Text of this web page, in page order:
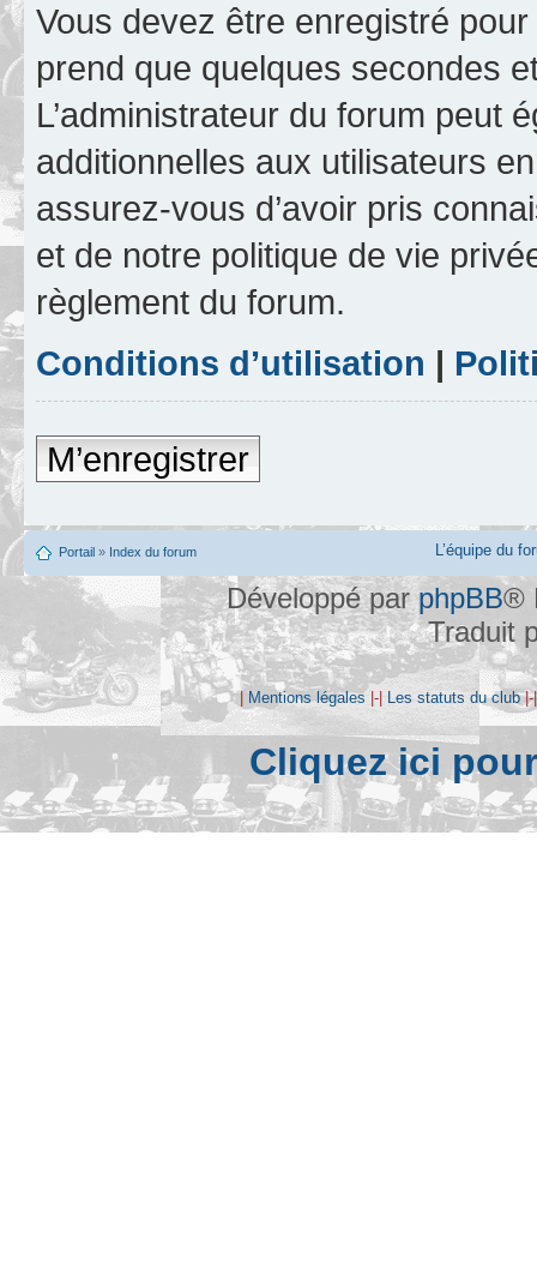
Vous devez être enregistré
prend que quelques secondes
L’administrateur du forum peut
additionnelles aux utilisateurs
assurez-vous d’avoir pris
et de notre politique de vie
règlement du forum.
Conditions d’utilisation |
M’enregistrer
Portail » Index du forum L’équipe du
Développé parphpBB®
Traduit
| Mentions légales |-| Les statuts du club
Cliquez ici